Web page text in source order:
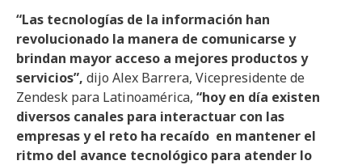
“Las tecnologías de la información han
revolucionado la manera de comunicarse y
brindan mayor acceso a mejores productos y
servicios”, dijo Alex Barrera, Vicepresidente de
Zendesk para Latinoamérica, “hoy en día existen
diversos canales para interactuar con las
empresas y el reto ha recaído en mantener el
ritmo del avance tecnológico para atender lo